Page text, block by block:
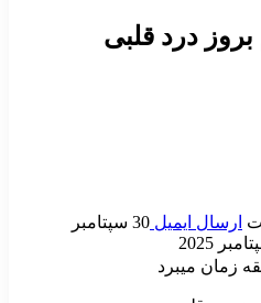
بروز درد قلبی
ارسال ایمیل
30 سپتامبر